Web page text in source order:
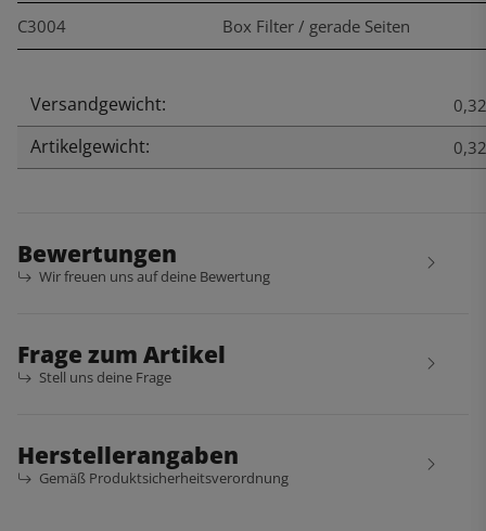
C3004 Box Filter / gerade Seiten
Produkteigenschaft
Wert
Versandgewicht:
Artikelgewicht: 0,32
Bewertungen
Wir freuen uns auf deine Bewertung
Frage zum Artikel
Stell uns deine Frage
Herstellerangaben
Gemäß Produktsicherheitsverordnung